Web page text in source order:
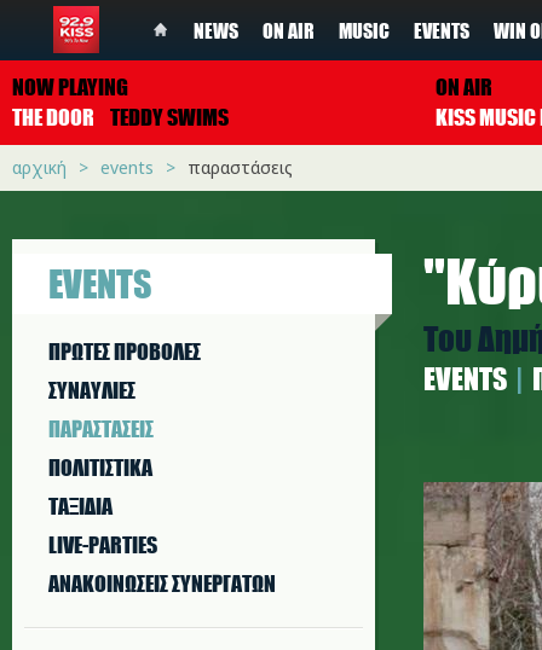
NEWS ON AIR MUSIC EVENTS WIN
NOW PLAYING
THE DOOR
TEDDY SWIMS
ON AIR
αρχική events παραστάσεις
EVENTS
ΠΡΩΤΕΣ ΠΡΟΒΟΛΕΣ
ΣΥΝΑΥΛΙΕΣ
ΠΑΡΑΣΤAΣΕΙΣ
ΠΟΛΙΤΙΣΤΙΚA
ΤΑΞΙΔΙΑ
LIVE-PARTIES
ΑΝΑΚΟΙΝΩΣΕΙΣ ΣΥΝΕΡΓΑΤΩΝ
Tου
EVENTS